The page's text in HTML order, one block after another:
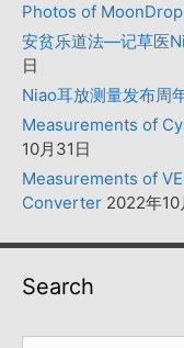
Photos of
安贫乐道法—记草医
日
Niao耳放测量发布周
Measurements of
10月31日
Measurements of
Converter 2022年10
Search